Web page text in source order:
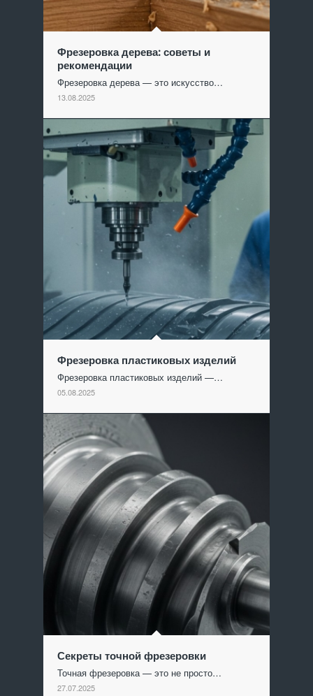
Фрезеровка дерева: советы и
рекомендации
Фрезеровка дерева — это искусство…
13.08.2025
Фрезеровка пластиковых изделий
Фрезеровка пластиковых изделий —…
05.08.2025
Секреты точной фрезеровки
Точная фрезеровка — это не просто…
27.07.2025